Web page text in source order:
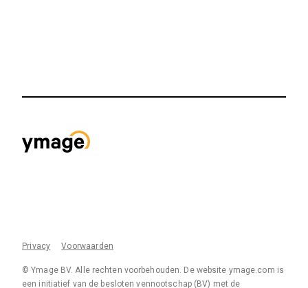
Privacy Voorwaarden
© Ymage BV. Alle rechten voorbehouden. De website ymage.com is
een initiatief van de besloten vennootschap (BV) met de